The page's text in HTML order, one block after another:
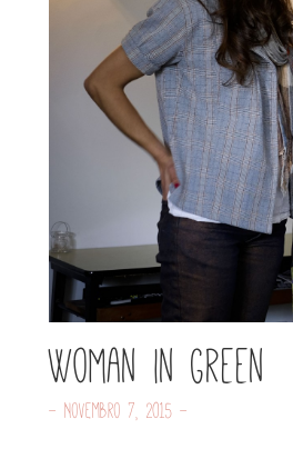
Woman in green
- Novembro 7, 2015 -